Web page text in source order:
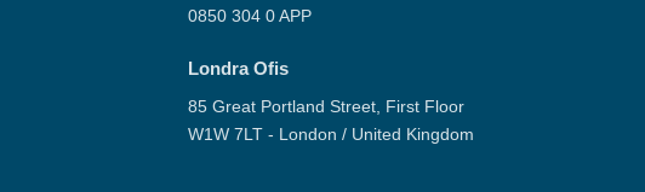
0850 304 0 APP
Londra Ofis
85 Great Portland Street, First Floor
W1W 7LT - London / United Kingdom